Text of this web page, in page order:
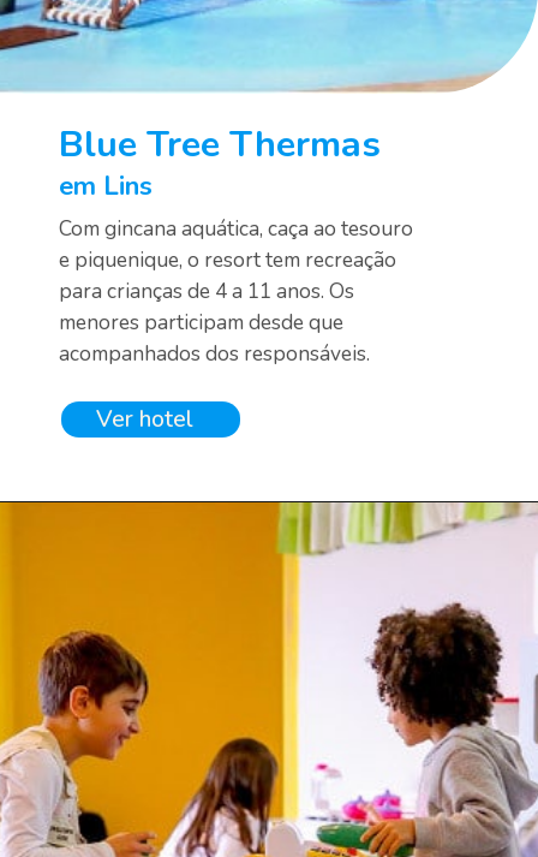
Ver hotel
Com gincana aquática, caça ao tesouro
e piquenique, o resort tem recreação
para crianças de 4 a 11 anos. Os
menores participam desde que
acompanhados dos responsáveis.
em Lins
Blue Tree Thermas